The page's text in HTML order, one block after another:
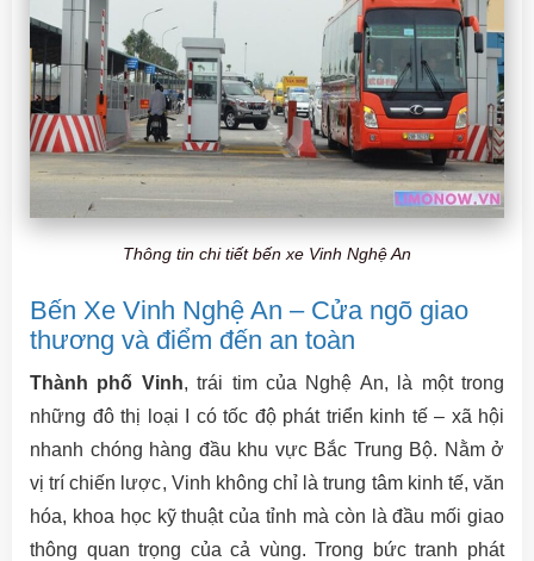
Thông tin chi tiết bến xe Vinh Nghệ An
Bến Xe Vinh Nghệ An – Cửa ngõ giao
thương và điểm đến an toàn
Thành phố Vinh, trái tim của Nghệ An, là một trong
những đô thị loại I có tốc độ phát triển kinh tế – xã hội
nhanh chóng hàng đầu khu vực Bắc Trung Bộ. Nằm ở
vị trí chiến lược, Vinh không chỉ là trung tâm kinh tế, văn
hóa, khoa học kỹ thuật của tỉnh mà còn là đầu mối giao
thông quan trọng của cả vùng. Trong bức tranh phát